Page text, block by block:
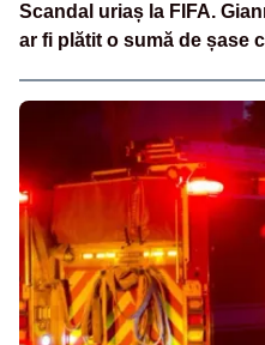
Scandal uriaș la FIFA.
ar fi plătit o sumă de șase